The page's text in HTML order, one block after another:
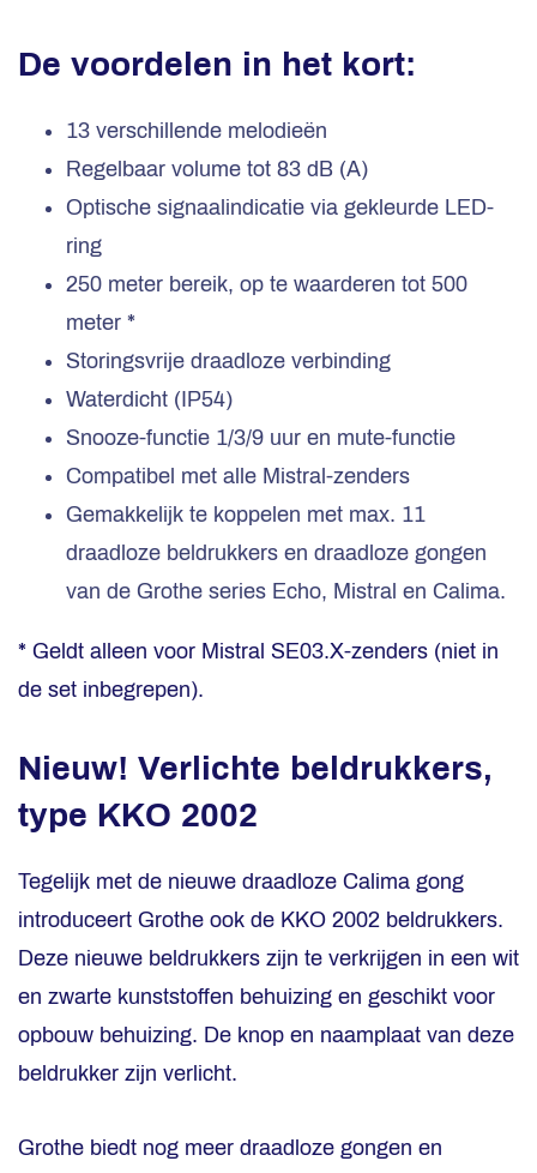
De voordelen in het kort:
13 verschillende melodieën
Regelbaar volume tot 83 dB (A)
Optische signaalindicatie via gekleurde LED-
ring
250 meter bereik, op te waarderen tot 500
meter *
Storingsvrije draadloze verbinding
Waterdicht (IP54)
Snooze-functie 1/3/9 uur en mute-functie
Compatibel met alle Mistral-zenders
Gemakkelijk te koppelen met max. 11
draadloze beldrukkers en draadloze gongen
van de Grothe series Echo, Mistral en Calima.
* Geldt alleen voor Mistral SE03.X-zenders (niet in
de set inbegrepen).
Nieuw! Verlichte beldrukkers,
type KKO 2002
Tegelijk met de nieuwe draadloze Calima gong
introduceert Grothe ook de KKO 2002 beldrukkers.
Deze nieuwe beldrukkers zijn te verkrijgen in een wit
en zwarte kunststoffen behuizing en geschikt voor
opbouw behuizing. De knop en naamplaat van deze
beldrukker zijn verlicht.
Grothe biedt nog meer draadloze gongen en